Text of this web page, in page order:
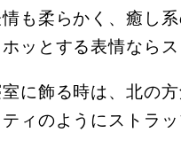
も柔らかく、癒し
ッとする表情ならス
に飾る時は、北の
ィのようにストラ